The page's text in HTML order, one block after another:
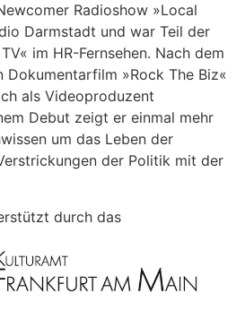
Radioshow »Local
Darmstadt und war Teil der
im HR-Fernsehen. Nach dem
Dokumentarfilm »Rock The Biz«
als Videoproduzent
Debut zeigt er einmal mehr
um das Leben der
der Politik mit der
durch das